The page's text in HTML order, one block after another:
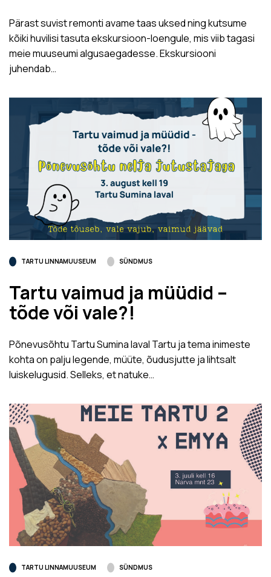
Pärast suvist remonti avame taas uksed ning kutsume
kõiki huvilisi tasuta ekskursioon-loengule, mis viib tagasi
meie muuseumi algusaegadesse. Ekskursiooni
juhendab…
TARTU LINNAMUUSEUM SÜNDMUS
Tartu vaimud ja müüdid –
tõde või vale?!
Põnevusõhtu Tartu Sumina laval Tartu ja tema inimeste
kohta on palju legende, müüte, õudusjutte ja lihtsalt
luiskelugusid. Selleks, et natuke…
TARTU LINNAMUUSEUM SÜNDMUS